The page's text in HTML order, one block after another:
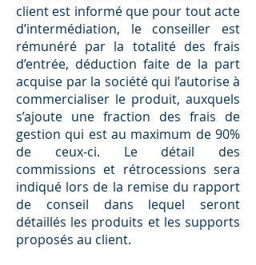
client est informé que pour tout acte
d’intermédiation, le conseiller est
rémunéré par la totalité des frais
d’entrée, déduction faite de la part
acquise par la société qui l’autorise à
commercialiser le produit, auxquels
s’ajoute une fraction des frais de
gestion qui est au maximum de 90%
de ceux-ci. Le détail des
commissions et rétrocessions sera
indiqué lors de la remise du rapport
de conseil dans lequel seront
détaillés les produits et les supports
proposés au client.